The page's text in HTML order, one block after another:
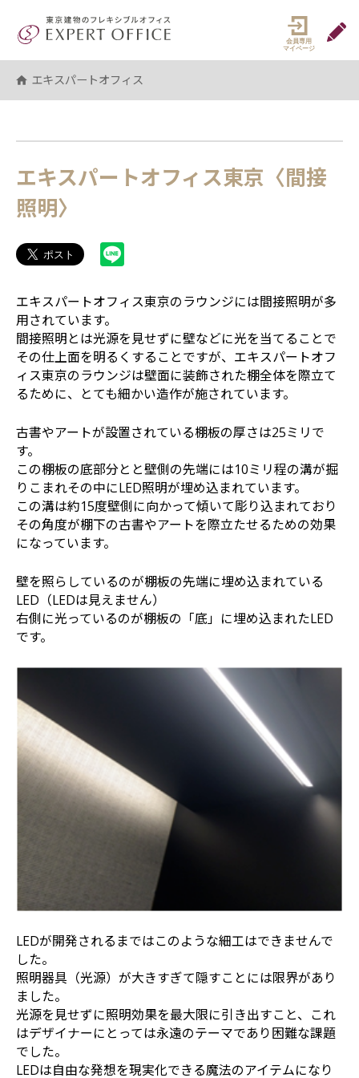
エキスパートオフィス（マイペ
エキスパートオフィス
エキスパートオフィス東京〈間接
照明〉
エキスパートオフィス東京のラウンジには間接照明が多
用されています。
間接照明とは光源を見せずに壁などに光を当てることで
その仕上面を明るくすることですが、エキスパートオフ
ィス東京のラウンジは壁面に装飾された棚全体を際立て
るために、とても細かい造作が施されています。
古書やアートが設置されている棚板の厚さは25ミリで
す。
この棚板の底部分とと壁側の先端には10ミリ程の溝が掘
りこまれその中にLED照明が埋め込まれています。
この溝は約15度壁側に向かって傾いて彫り込まれており
その角度が棚下の古書やアートを際立たせるための効果
になっています。
壁を照らしているのが棚板の先端に埋め込まれている
LED（LEDは見えません）
右側に光っているのが棚板の「底」に埋め込まれたLED
です。
LEDが開発されるまではこのような細工はできませんで
した。
照明器具（光源）が大きすぎて隠すことには限界があり
ました。
光源を見せずに照明効果を最大限に引き出すこと、これ
はデザイナーにとっては永遠のテーマであり困難な課題
でした。
LEDは自由な発想を現実化できる魔法のアイテムになり